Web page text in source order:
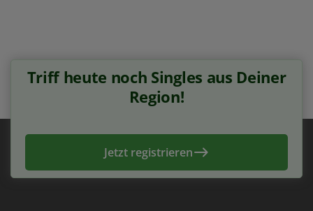
Triff heute noch Singles aus Deiner
Region!
Jetzt registrieren